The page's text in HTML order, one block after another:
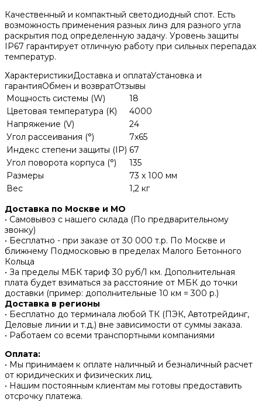
Качественный и компактный светодиодный спот. Есть
возможность применения разных линз для разного угла
раскрытия под определенную задачу. Уровень защиты
IP67 гарантирует отличную работу при сильных перепадах
температур.
ХарактеристикиДоставка и оплатаУстановка и
гарантияОбмен и возвратОтзывы
Мощность системы (W)
18
Цветовая температура (K)
4000
Напряжение (V)
24
Угол рассеивания (°)
7x65
Индекс степени защиты (IP) 67
Угол поворота корпуса (°)
135
Размеры
73 x 100 мм
Вес
1,2 кг
Доставка по Москве и МО
• Самовывоз с нашего склада (По предварительному
звонку)
• Бесплатно - при заказе от 30 000 т.р. По Москве и
ближнему Подмосковью в пределах Малого Бетонного
Кольца
• За пределы МБК тариф 30 руб/1 км. Дополнительная
плата будет взиматься за расстояние от МБК до точки
доставки (пример: дополнительные 10 км = 300 р.)
Доставка в регионы
• Бесплатно до терминала любой ТК (ПЭК, Автотрейдинг,
Деловые линии и т.д.) вне зависимости от суммы заказа.
• Работаем со всеми транспортными компаниями
Оплата:
• Мы принимаем к оплате наличный и безналичный расчет
от юридических и физических лиц.
• Нашим постоянным клиентам мы готовы предоставить
отсрочку платежа.